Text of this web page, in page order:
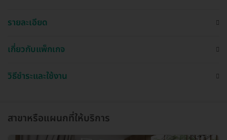
รายละเอียด
เกี่ยวกับแพ็กเกจ
วิธีชำระและใช้งาน
สาขาหรือแผนกที่ให้บริการ